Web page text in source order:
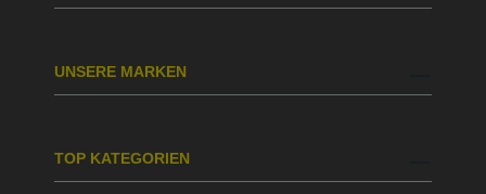
UNSERE MARKEN
TOP KATEGORIEN